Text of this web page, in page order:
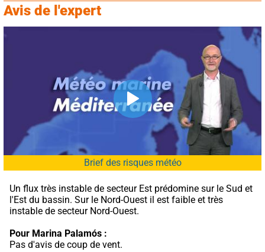
Avis de l'expert
Brief des risques météo
Un flux très instable de secteur Est prédomine sur le Sud et
l'Est du bassin. Sur le Nord-Ouest il est faible et très
instable de secteur Nord-Ouest.
Pour Marina Palamós :
Pas d'avis de coup de vent.